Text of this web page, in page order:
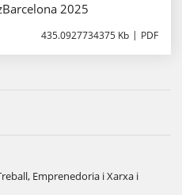
2025
435.0927734375 Kb PDF
Emprenedoria i Xarxa i